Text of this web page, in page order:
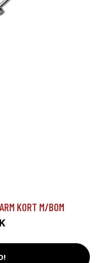
KORT M/BOM